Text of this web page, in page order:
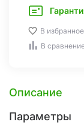
В избранное
В
Описание
Параметры